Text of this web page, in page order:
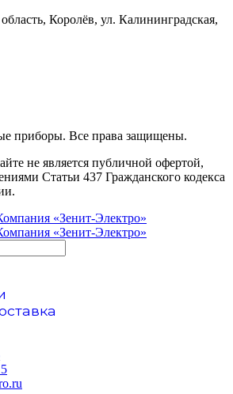
Королёв, ул. Калининградская,
приборы. Все права защищены.
не является публичной офертой,
Статьи 437 Гражданского кодекса